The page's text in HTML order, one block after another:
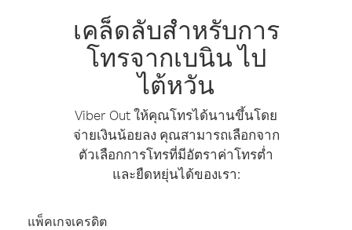
เคล็ดลับสำหรับการ
โทรจากเบนิน ไป
ไต้หวัน
Viber Out ให้คุณโทรได้นานขึ้นโดย
จ่ายเงินน้อยลง คุณสามารถเลือกจาก
ตัวเลือกการโทรที่มีอัตราค่าโทรต่ำ
และยืดหยุ่นได้ของเรา:
แพ็คเกจเครดิต